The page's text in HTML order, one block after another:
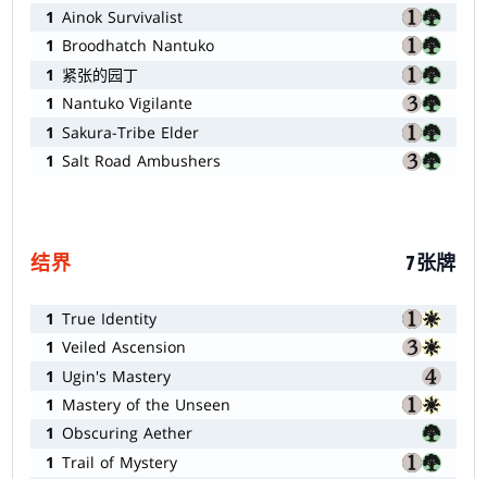
1 Ainok Survivalist
1 Broodhatch Nantuko
1 紧张的园丁
1 Nantuko Vigilante
1 Sakura-Tribe Elder
1 Salt Road Ambushers
结界 7张牌
1 True Identity
1 Veiled Ascension
1 Ugin's Mastery
1 Mastery of the Unseen
1 Obscuring Aether
1 Trail of Mystery